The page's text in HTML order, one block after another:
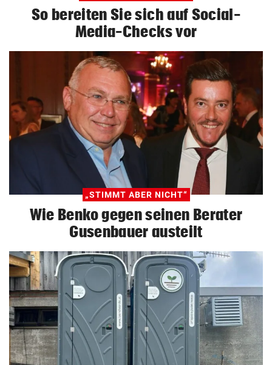
So bereiten Sie sich auf Social-
Media-Checks vor
„STIMMT ABER NICHT“
Wie Benko gegen seinen Berater
Gusenbauer austeilt